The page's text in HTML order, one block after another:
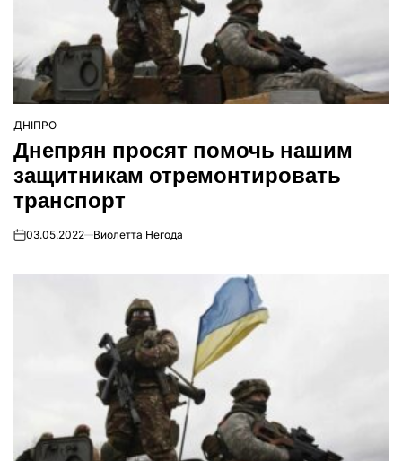
ОПУБЛІКУВАТИ
У
ДНІПРО
Днепрян просят помочь нашим
защитникам отремонтировать
транспорт
on03.05.2022 Виолетта Негода